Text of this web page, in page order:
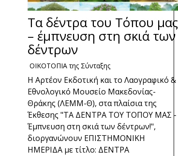
Τα δέντρα του Τόπου μας
– έμπνευση στη σκιά των
δέντρων
ΟΙΚΟΤΟΠΙΑ της Σύνταξης
Η Αρτέον Εκδοτική και το Λαογραφικό &
Εθνολογικό Μουσείο Μακεδονίας-
Θράκης (ΛΕΜΜ-Θ), στα πλαίσια της
Έκθεσης "ΤΑ ΔΕΝΤΡΑ ΤΟΥ ΤΟΠΟΥ ΜΑΣ -
Έμπνευση στη σκιά των δέντρων!",
διοργανώνουν ΕΠΙΣΤΗΜΟΝΙΚΗ
ΗΜΕΡΙΔΑ με τίτλο: ΔΕΝΤΡΑ